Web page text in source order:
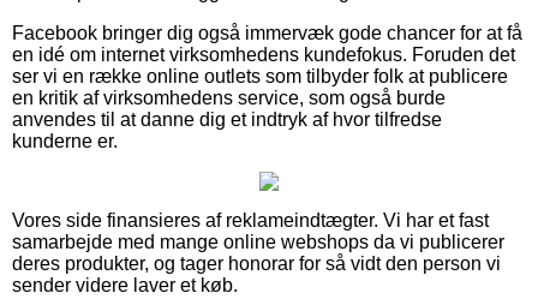
Facebook bringer dig også immervæk gode chancer for at få
en idé om internet virksomhedens kundefokus. Foruden det
ser vi en række online outlets som tilbyder folk at publicere
en kritik af virksomhedens service, som også burde
anvendes til at danne dig et indtryk af hvor tilfredse
kunderne er.
Vores side finansieres af reklameindtægter. Vi har et fast
samarbejde med mange online webshops da vi publicerer
deres produkter, og tager honorar for så vidt den person vi
sender videre laver et køb.